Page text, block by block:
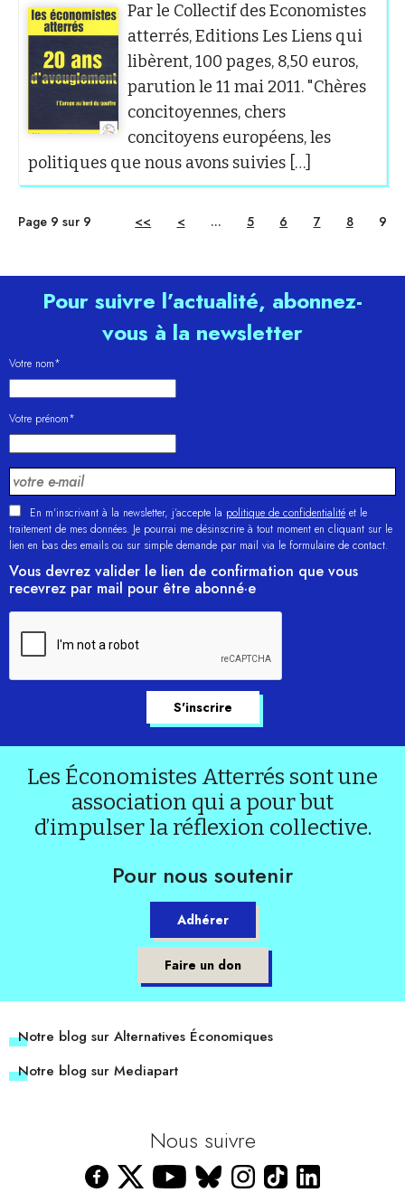
Par le Collectif des Economistes
atterrés, Editions Les Liens qui
libèrent, 100 pages, 8,50 euros,
parution le 11 mai 2011. "Chères
concitoyennes, chers
concitoyens européens, les
politiques que nous avons suivies […]
Page 9 sur 9 << < ... 5 6 7 8 9
Pour suivre l’actualité, abonnez-
vous à la newsletter
Votre nom*
Votre prénom*
En m'inscrivant à la newsletter, j’accepte la politique de confidentialité et le
traitement de mes données. Je pourrai me désinscrire à tout moment en cliquant sur le
lien en bas des emails ou sur simple demande par mail via le formulaire de contact.
Vous devrez valider le lien de confirmation que vous
recevrez par mail pour être abonné·e
Les Économistes Atterrés sont une
association qui a pour but
d’impulser la réflexion collective.
Pour nous soutenir
Adhérer
Faire un don
Notre blog sur Alternatives Économiques
Notre blog sur Mediapart
Nous suivre